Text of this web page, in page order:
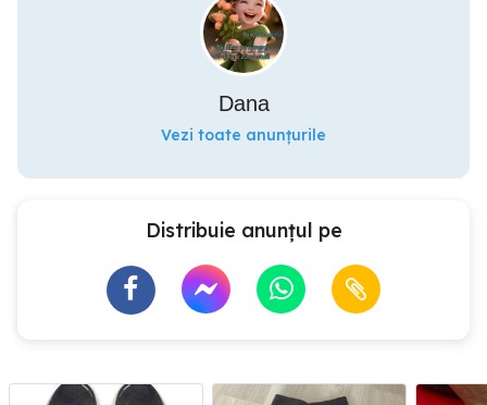
Dana
Vezi toate anunțurile
Distribuie anunțul pe